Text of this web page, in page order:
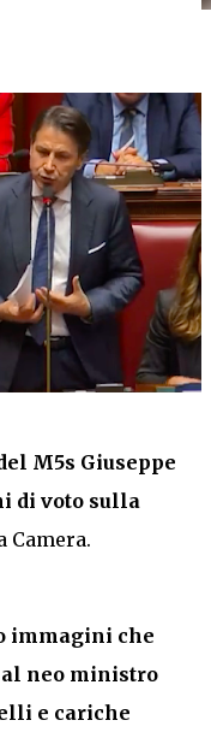
M5s Giuseppe
di voto sulla
Camera.
immagini che
neo ministro
e cariche